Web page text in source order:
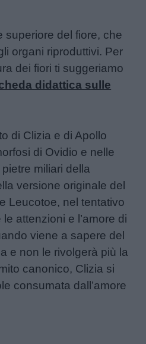
superiore del fiore, che
organi riproduttivi. Per
dei fiori ti suggeriamo
didattica sulle
di Clizia e di Apollo
di Ovidio e nelle
miliari della
versione originale del
Leucotoe, nel tentativo
attenzioni e l’amore di
viene a sapere del
e non le rivolgerà più la
canonico, Clizia si
consumata dall’amore